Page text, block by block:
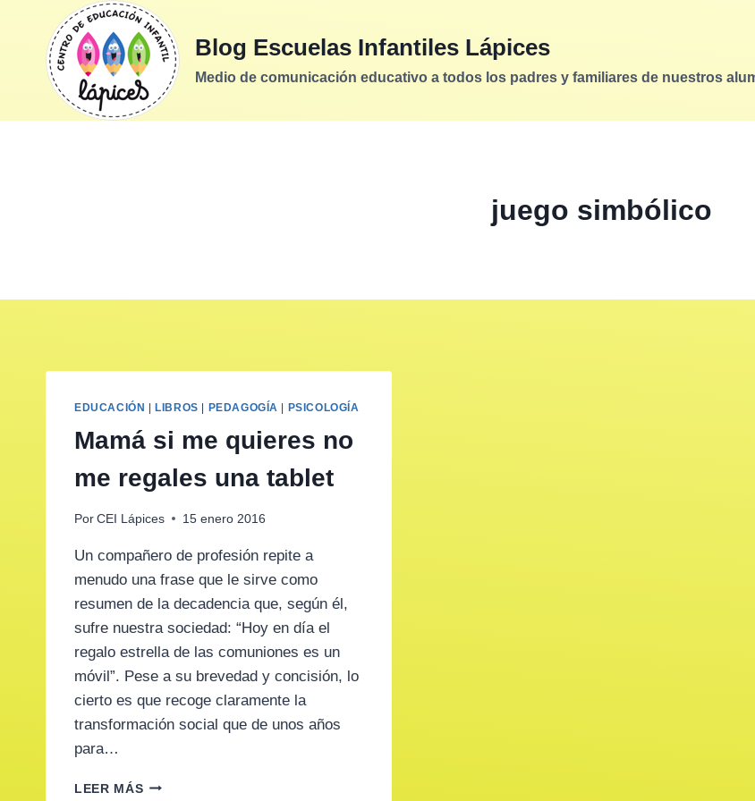
contenido
Blog Escuelas Infantiles Lápices
Medio de comunicación educativo a todos los padres y familiares de nuestros
juego simbólico
EDUCACIÓN LIBROS PEDAGOGÍA PSICOLOGÍA
Mamá si me quieres no
me regales una tablet
Por CEI Lápices 15 enero 2016
Un compañero de profesión repite a
menudo una frase que le sirve como
resumen de la decadencia que, según él,
sufre nuestra sociedad: “Hoy en día el
regalo estrella de las comuniones es un
móvil”. Pese a su brevedad y concisión, lo
cierto es que recoge claramente la
transformación social que de unos años
para…
LEER MÁSMAMÁ